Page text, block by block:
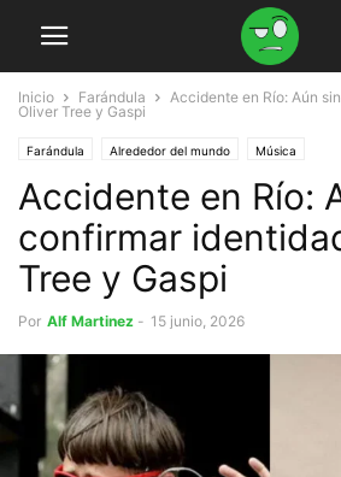
Inicio Farándula
Accidente en Río: Aún
Oliver Tree y Gaspi
Farándula Alrededor del mundo Música
Accidente en Río:
confirmar
Tree y Gaspi
Por Alf Martinez - 15 junio, 2026